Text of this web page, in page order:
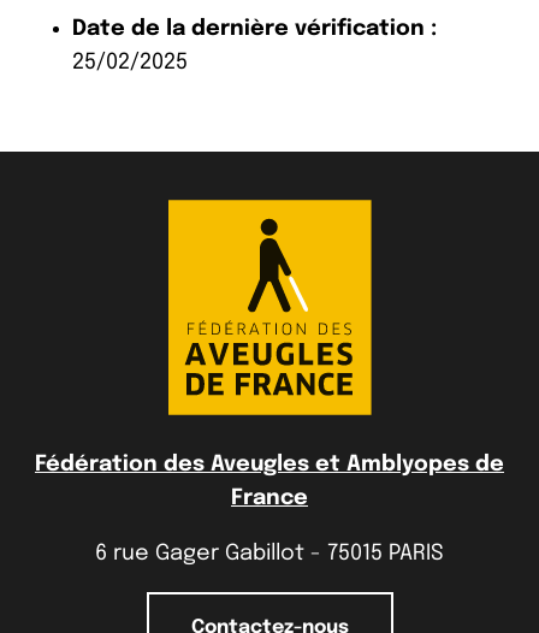
Date de la dernière vérification :
25/02/2025
Fédération des Aveugles et Amblyopes de
France
6 rue Gager Gabillot - 75015 PARIS
Contactez-nous